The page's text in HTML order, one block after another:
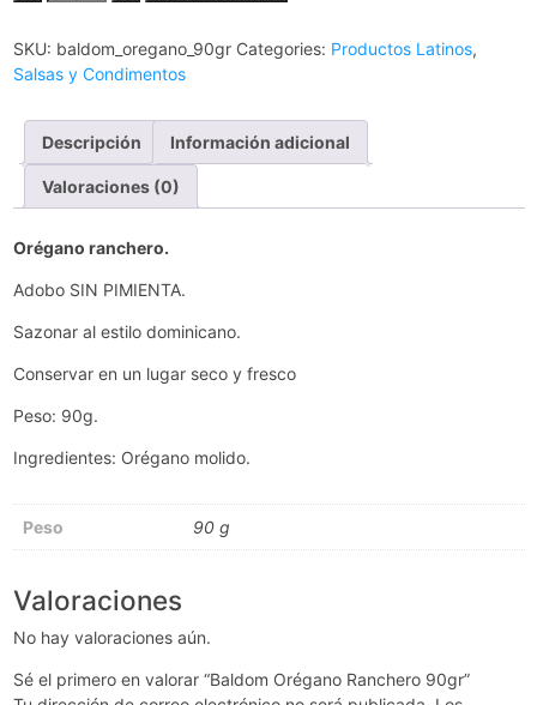
SKU: baldom_oregano_90gr Categories: Productos Latinos,
Salsas y Condimentos
Descripción Información adicional
Valoraciones (0)
Orégano ranchero.
Adobo SIN PIMIENTA.
Sazonar al estilo dominicano.
Conservar en un lugar seco y fresco
Peso: 90g.
Ingredientes: Orégano molido.
Peso 90 g
Valoraciones
No hay valoraciones aún.
Sé el primero en valorar “Baldom Orégano Ranchero 90gr”